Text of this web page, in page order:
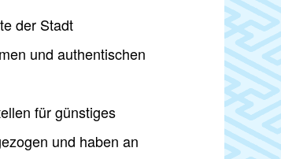
der Stadt
und authentischen
für günstiges
und haben an